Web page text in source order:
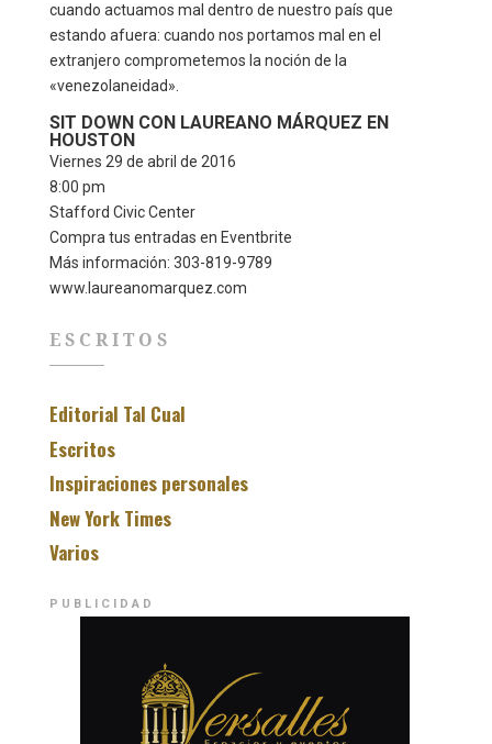
cuando actuamos mal dentro de nuestro país que
estando afuera: cuando nos portamos mal en el
extranjero comprometemos la noción de la
«venezolaneidad».
SIT DOWN CON LAUREANO MÁRQUEZ EN
HOUSTON
Viernes 29 de abril de 2016
8:00 pm
Stafford Civic Center
Compra tus entradas en Eventbrite
Más información: 303-819-9789
www.laureanomarquez.com
ESCRITOS
Editorial Tal Cual
Escritos
Inspiraciones personales
New York Times
Varios
PUBLICIDAD